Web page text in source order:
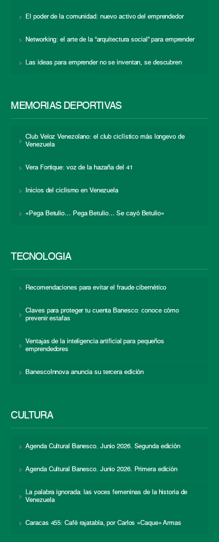
El poder de la comunidad: nuevo activo del emprendedor
Networking: el arte de la “arquitectura social” para emprender
Las ideas para emprender no se inventan, se descubren
MEMORIAS DEPORTIVAS
Club Veloz Venezolano: el club ciclístico más longevo de
Venezuela
Vera Fortique: voz de la hazaña del 41
Inicios del ciclismo en Venezuela
«Pega Betulio… Pega Betulio… Se cayó Betulio»
TECNOLOGÍA
Recomendaciones para evitar el fraude cibernético
Claves para proteger tu cuenta Banesco: conoce cómo
prevenir estafas
Ventajas de la inteligencia artificial para pequeños
emprendedores
BanescoInnova anuncia su tercera edición
CULTURA
Agenda Cultural Banesco. Junio 2026. Segunda edición
Agenda Cultural Banesco. Junio 2026. Primera edición
La palabra ignorada: las voces femeninas de la historia de
Venezuela
Caracas 455: Café rajatabla, por Carlos «Caque» Armas